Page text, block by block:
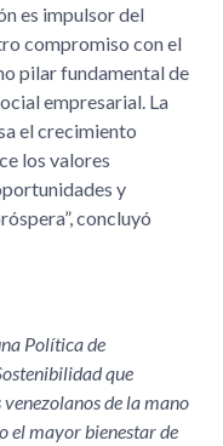
es impulsor del
compromiso con el
pilar fundamental de
empresarial. La
el crecimiento
los valores
y
concluyó
Política de
que
de la mano
el mayor bienestar de